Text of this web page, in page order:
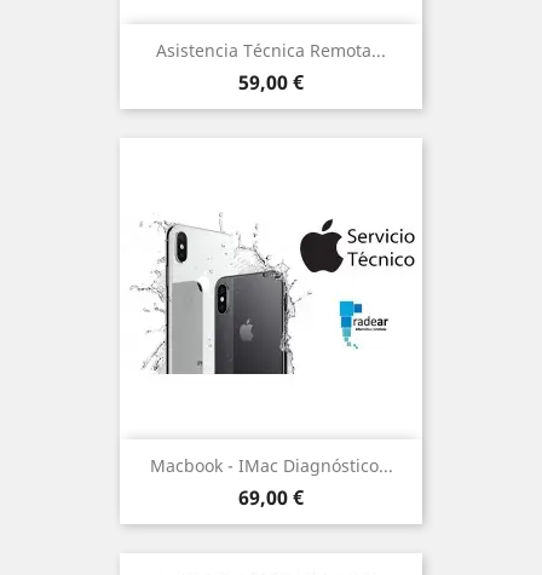
Asistencia Técnica Remota...
Precio
59,00 €
Macbook - IMac Diagnóstico...
Precio
69,00 €